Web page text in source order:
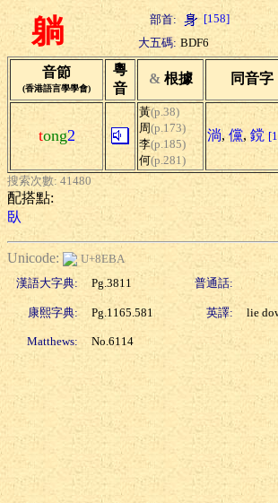
躺 部首: [158]
大五碼: BDF6
音節
(香港語言學學會)
粵
音
& 根據 同音字
tong2
黃(p.38)
周(p.173)
李(p.185)
何(p.281)
淌, 儻, 鎲
搜索次數: 41480
配搭點:
臥
Unicode:
U+8EBA
漢語大字典:
Pg.3811 普通話:
康熙字典: Pg.1165.581 英譯: lie
Matthews: No.6114